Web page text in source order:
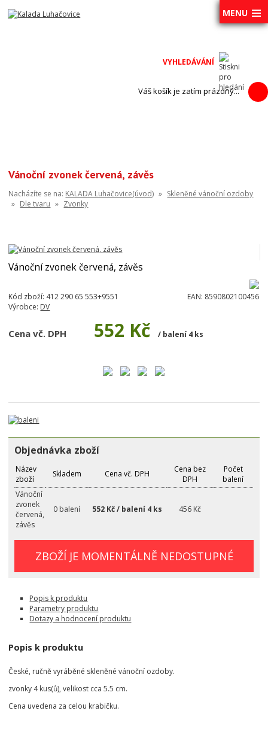
MENU
Váš košík je zatím prázdný...
Vánoční zvonek červená, závěs
Nacházíte se na: KALADA Luhačovice(úvod) » Skleněné vánoční ozdoby
» Dle tvaru » Zvonky
Vánoční zvonek červená, závěs
Kód zboží: 412 290 65 553+9551 EAN: 8590802100456
Výrobce: DV
Cena vč. DPH 552 Kč / balení 4 ks
Objednávka zboží
Název
zboží
Skladem Cena vč. DPH
Cena bez
DPH
Počet
balení
Vánoční
zvonek
červená,
závěs
0 balení 552 Kč / balení 4 ks 456 Kč
ZBOŽÍ JE MOMENTÁLNĚ NEDOSTUPNÉ
Popis k produktu
Parametry produktu
Dotazy a hodnocení produktu
Popis k produktu
České, ručně vyráběné skleněné vánoční ozdoby.
zvonky 4 kus(ů), velikost cca 5.5 cm.
Cena uvedena za celou krabičku.